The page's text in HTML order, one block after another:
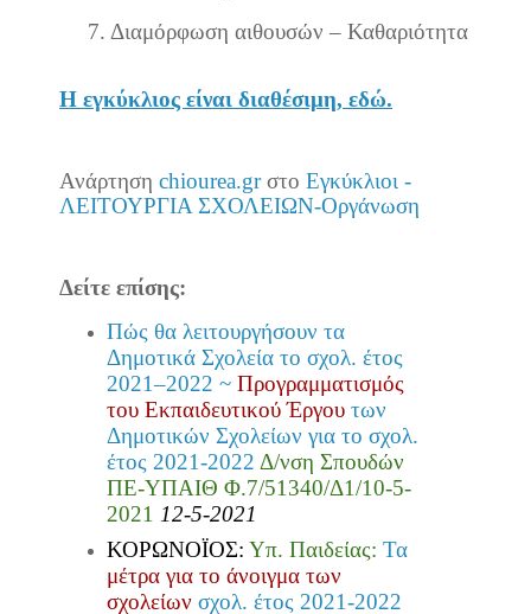
7. Διαμόρφωση αιθουσών – Καθαριότητα
Η εγκύκλιος είναι διαθέσιμη, εδώ.
Ανάρτηση chiourea.grστο Εγκύκλιοι -
ΛΕΙΤΟΥΡΓΙΑ ΣΧΟΛΕΙΩΝ-Οργάνωση
Δείτε επίσης:
Πώς θα λειτουργήσουν τα
Δημοτικά Σχολεία το σχολ. έτος
2021–2022 ~ Προγραμματισμός
του Εκπαιδευτικού Έργουτων
Δημοτικών Σχολείων για το σχολ.
έτος 2021-2022 Δ/νση Σπουδών
ΠΕ-ΥΠΑΙΘ Φ.7/51340/Δ1/10-5-
2021 12-5-2021
ΚΟΡΩΝΟΪΟΣ: Υπ. Παιδείας: Τα
μέτρα για το άνοιγμα των
σχολείων σχολ. έτος 2021-2022